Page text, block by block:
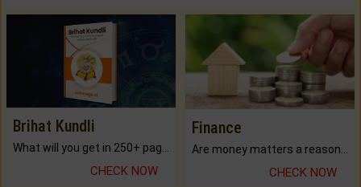
Brihat Kundli
CHECK NOW
Finance
CHECK NOW